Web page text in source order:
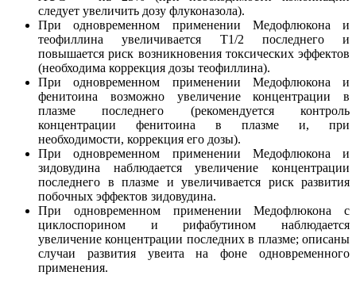
следует увеличить дозу флуконазола).
При одновременном применении Медофлюкона и
теофиллина увеличивается T1/2 последнего и
повышается риск возникновения токсических эффектов
(необходима коррекция дозы теофиллина).
При одновременном применении Медофлюкона и
фенитоина возможно увеличение концентрации в
плазме последнего (рекомендуется контроль
концентрации фенитоина в плазме и, при
необходимости, коррекция его дозы).
При одновременном применении Медофлюкона и
зидовудина наблюдается увеличение концентрации
последнего в плазме и увеличивается риск развития
побочных эффектов зидовудина.
При одновременном применении Медофлюкона с
циклоспорином и рифабутином наблюдается
увеличение концентрации последних в плазме; описаны
случаи развития увеита на фоне одновременного
применения.